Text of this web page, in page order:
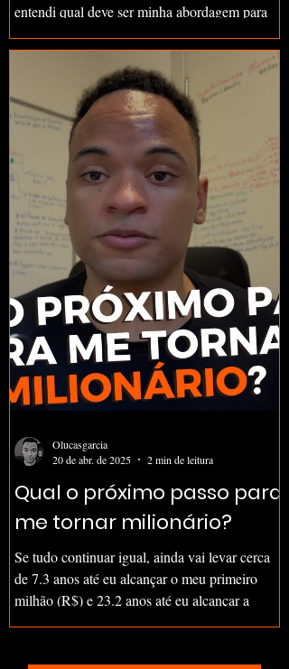
entendi qual deve ser minha abordagem para
dia 31, defino qual será minha nova abordagem
para levar o próximo ano. Em poucas palavras,
isso significa a maneira como vou viver, buscar
conhecimento e trabalhar a partir daquele
momento. Apenas para contextualizar minhas
últimas abordagens foram: 2022 - Ser
Intencional ; 2023 - Investir e acreditar em mim
Qual o próximo passo para
me tornar milionário?
Se tudo continuar igual, ainda vai levar cerca
de 7.3 anos até eu alcançar o meu primeiro
milhão (R$) e 23.2 anos até eu alcançar a
Olucasgarcia
20 de abr. de 2025
2 min de leitura